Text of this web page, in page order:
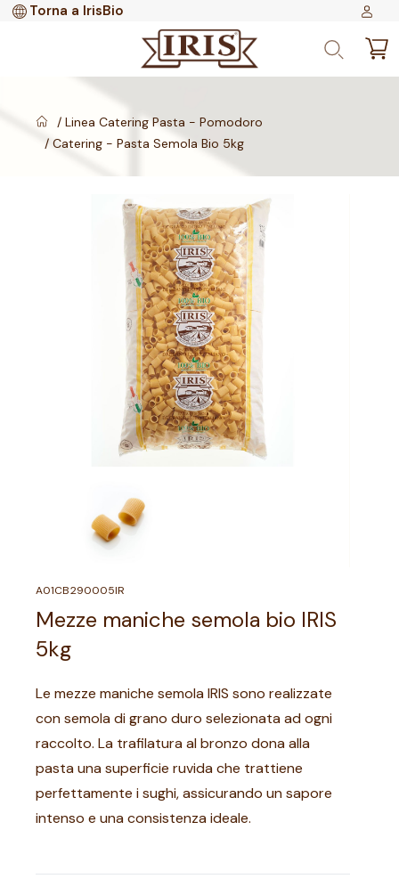
Torna a IrisBio
Linea Catering Pasta - Pomodoro
Catering - Pasta Semola Bio 5kg
A01CB290005IR
Mezze maniche semola bio IRIS
5kg
Le mezze maniche semola IRIS sono realizzate
con semola di grano duro selezionata ad ogni
raccolto. La trafilatura al bronzo dona alla
pasta una superficie ruvida che trattiene
perfettamente i sughi, assicurando un sapore
intenso e una consistenza ideale.